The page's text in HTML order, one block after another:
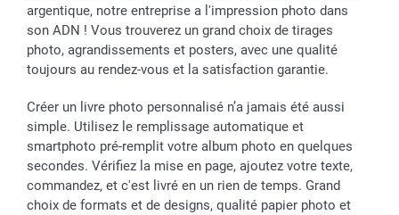
argentique, notre entreprise a l'impression photo dans
son ADN ! Vous trouverez un grand choix de tirages
photo, agrandissements et posters, avec une qualité
toujours au rendez-vous et la satisfaction garantie.
Créer un livre photo personnalisé n’a jamais été aussi
simple. Utilisez le remplissage automatique et
smartphoto pré-remplit votre album photo en quelques
secondes. Vérifiez la mise en page, ajoutez votre texte,
commandez, et c'est livré en un rien de temps. Grand
choix de formats et de designs, qualité papier photo et